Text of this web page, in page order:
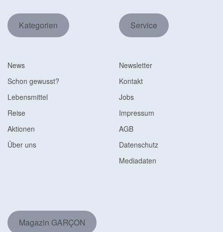
Kategorien
News
Schon gewusst?
Lebensmittel
Reise
Aktionen
Über uns
Service
Newsletter
Kontakt
Jobs
Impressum
AGB
Datenschutz
Mediadaten
Magazin GARÇON